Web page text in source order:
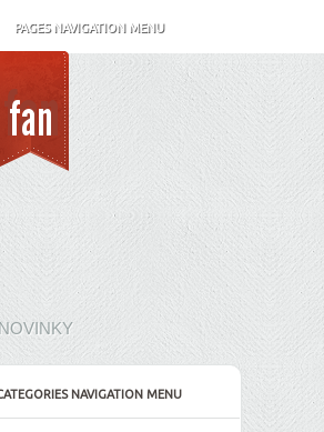
PAGES NAVIGATION MENU
NAVIGATION MENU